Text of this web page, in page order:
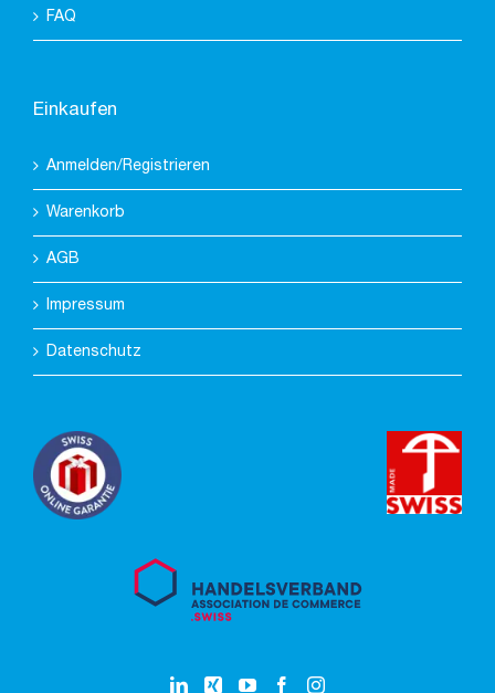
FAQ
Einkaufen
Anmelden/Registrieren
Warenkorb
AGB
Impressum
Datenschutz